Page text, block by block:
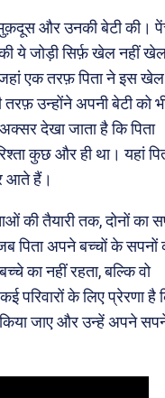
मुक़दूस और उनकी बेटी की।
ये जोड़ी सिर्फ़ खेल नहीं
एक तरफ़ पिता ने इस
तरफ़ उन्होंने अपनी बेटी को
देखा जाता है कि पिता
कुछ और ही था। यहां
आते हैं।
की तैयारी तक, दोनों का
पिता अपने बच्चों के सपनों
का नहीं रहता, बल्कि वो
परिवारों के लिए प्रेरणा है
किया जाए और उन्हें अपने